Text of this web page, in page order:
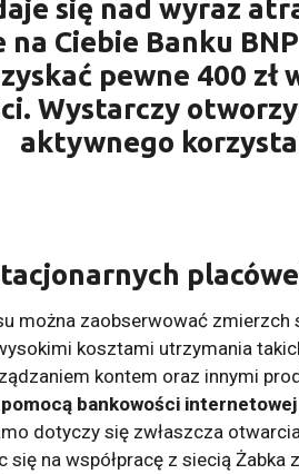
się nad wyraz
Ciebie Banku
pewne 400
Wystarczy
aktywnego
można zaobserwować
kosztami utrzymania
kontem oraz innymi
bankowości
dotyczy się zwłaszcza
się na współpracę z siecią